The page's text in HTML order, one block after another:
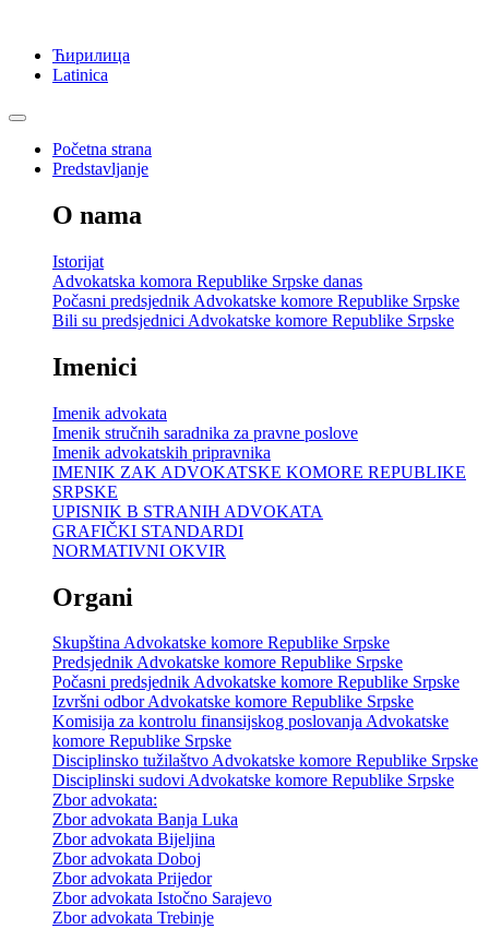
Ћирилица
Latinica
Početna strana
Predstavljanje
O nama
Istorijat
Advokatska komora Republike Srpske danas
Počasni predsjednik Advokatske komore Republike Srpske
Bili su predsjednici Advokatske komore Republike Srpske
Imenici
Imenik advokata
Imenik stručnih saradnika za pravne poslove
Imenik advokatskih pripravnika
IMENIK ZAK ADVOKATSKE KOMORE REPUBLIKE
SRPSKE
UPISNIK B STRANIH ADVOKATA
GRAFIČKI STANDARDI
NORMATIVNI OKVIR
Organi
Skupština Advokatske komore Republike Srpske
Predsjednik Advokatske komore Republike Srpske
Počasni predsjednik Advokatske komore Republike Srpske
Izvršni odbor Advokatske komore Republike Srpske
Komisija za kontrolu finansijskog poslovanja Advokatske
komore Republike Srpske
Disciplinsko tužilaštvo Advokatske komore Republike Srpske
Disciplinski sudovi Advokatske komore Republike Srpske
Zbor advokata:
Zbor advokata Banja Luka
Zbor advokata Bijeljina
Zbor advokata Doboj
Zbor advokata Prijedor
Zbor advokata Istočno Sarajevo
Zbor advokata Trebinje